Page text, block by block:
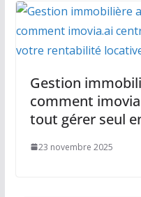
Gestion
comment
tout gérer seul
23 novembre 2025